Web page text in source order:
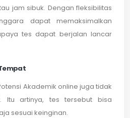
jam sibuk. Dengan fleksibilitas
dapat memaksimalkan
tes dapat berjalan lancar
Akademik online juga tidak
Itu artinya, tes tersebut bisa
sesuai keinginan.